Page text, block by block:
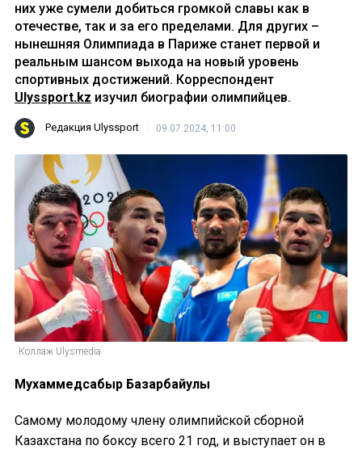
них уже сумели добиться громкой славы как в
отечестве, так и за его пределами. Для других –
нынешняя Олимпиада в Париже станет первой и
реальным шансом выхода на новый уровень
спортивных достижений. Корреспондент
Ulyssport.kz изучил биографии олимпийцев.
Редакция Ulyssport 09.07.2024, 11:00
Коллаж Ulysmedia
Мухаммедсабыр Базарбайулы
Самому молодому члену олимпийской сборной
Казахстана по боксу всего 21 год, и выступает он в